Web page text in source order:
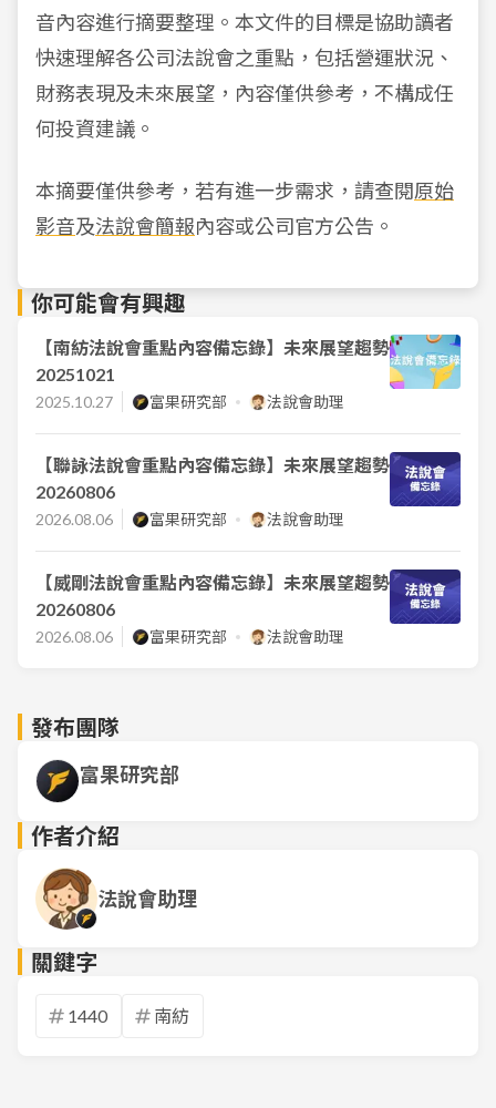
音內容進行摘要整理。本文件的目標是協助讀者
快速理解各公司法說會之重點，包括營運狀況、
財務表現及未來展望，內容僅供參考，不構成任
何投資建議。
本摘要僅供參考，若有進一步需求，請查閱原始
影音及法說會簡報內容或公司官方公告。
你可能會有興趣
【南紡法說會重點內容備忘錄】未來展望趨勢
20251021
2025.10.27 富果研究部 法說會助理
【聯詠法說會重點內容備忘錄】未來展望趨勢
20260806
2026.08.06 富果研究部 法說會助理
【威剛法說會重點內容備忘錄】未來展望趨勢
20260806
2026.08.06 富果研究部 法說會助理
發布團隊
富果研究部
作者介紹
法說會助理
關鍵字
1440 南紡